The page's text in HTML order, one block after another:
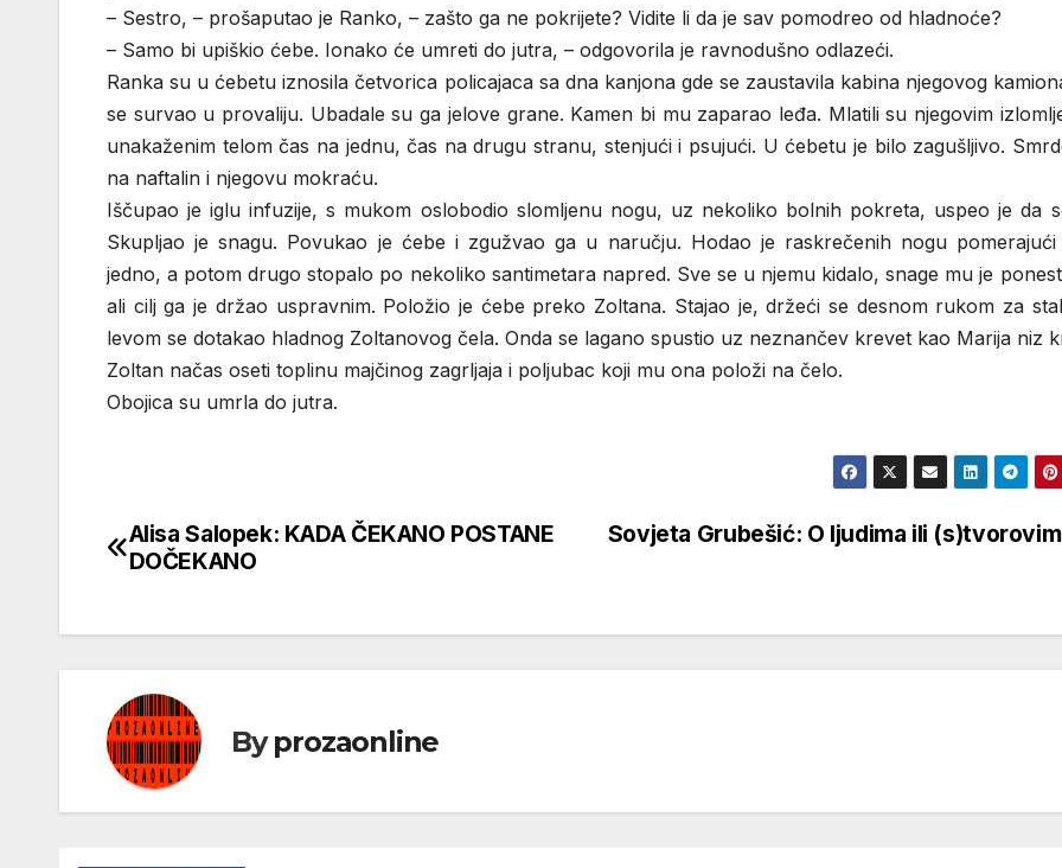
– Sestro, – prošaputao je Ranko, – zašto ga ne pokrijete? Vidite li da je sav pomodreo od hladnoće?
– Samo bi upiškio ćebe. Ionako će umreti do jutra, – odgovorila je ravnodušno odlazeći.
Ranka su u ćebetu iznosila četvorica policajaca sa dna kanjona gde se zaustavila kabina njegovog
se survao u provaliju. Ubadale su ga jelove grane. Kamen bi mu zaparao leđa. Mlatili su njegovim
unakaženim telom čas na jednu, čas na drugu stranu, stenjući i psujući. U ćebetu je bilo zagušljivo.
na naftalin i njegovu mokraću.
Iščupao je iglu infuzije, s mukom oslobodio slomljenu nogu, uz nekoliko bolnih pokreta, uspeo je da
Skupljao je snagu. Povukao je ćebe i zgužvao ga u naručju. Hodao je raskrečenih nogu
jedno, a potom drugo stopalo po nekoliko santimetara napred. Sve se u njemu kidalo, snage mu je
ali cilj ga je držao uspravnim. Položio je ćebe preko Zoltana. Stajao je, držeći se desnom rukom za
levom se dotakao hladnog Zoltanovog čela. Onda se lagano spustio uz neznančev krevet kao Marija niz
Zoltan načas oseti toplinu majčinog zagrljaja i poljubac koji mu ona položi na čelo.
Obojica su umrla do jutra.
Кретање
Sovjeta Grubešić: O ljudima ili
Alisa Salopek: KADA ČEKANO POSTANE
DOČEKANO
Byprozaonline